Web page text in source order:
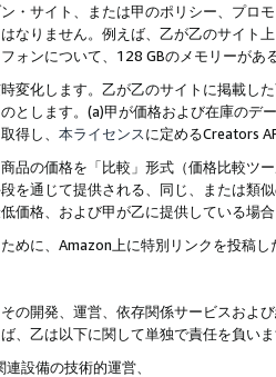
・サイト、または甲のポリシー、プロ
なりません。例えば、乙が乙のサイト
ォンについて、128 GBのメモリーがあ
変化します。乙が乙のサイトに掲載し
とします。(a)甲が価格および在庫の
得し、 本ライセンスに定めるCreators
品の価格を「比較」形式（価格比較ツ
を通じて提供される、同じ、または類
価格、および甲が乙に提供している場
めに、Amazon上に特別リンクを投稿
の開発、運営、依存関係サービスおよ
、乙は以下に関して単独で責任を負い
設備の技術的運営、